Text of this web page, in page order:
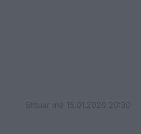
Shtuar më 15.01.2020 20:30